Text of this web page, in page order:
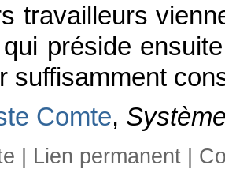
travailleurs
préside
suffisamment
Comte,
Lien permanent